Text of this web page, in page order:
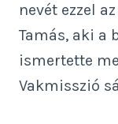
nevét ezzel
Tamás, aki a
ismertette
Vakmisszió